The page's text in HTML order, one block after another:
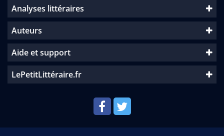
Analyses littéraires
Auteurs
Aide et support
LePetitLittéraire.fr